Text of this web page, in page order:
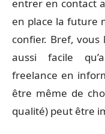
entrer en contact
en place la future
confier. Bref, vous
aussi facile
freelance en
être même de
qualité) peut être